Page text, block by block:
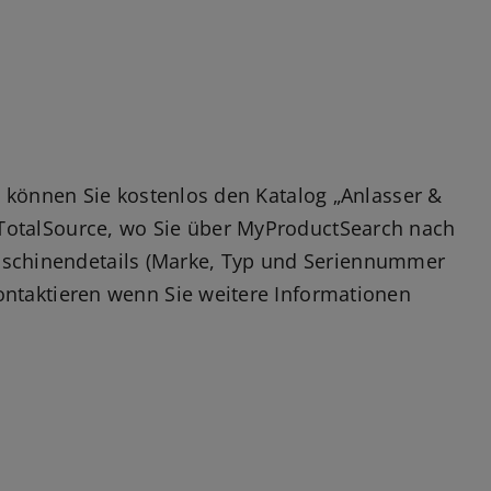
Sie kostenlos den Katalog „Anlasser &
wo Sie über MyProductSearch nach
(Marke, Typ und Seriennummer
wenn Sie weitere Informationen